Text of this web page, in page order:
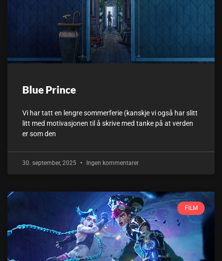
Blue Prince
Vi har tatt en lengre sommerferie (kanskje vi også har slitt
litt med motivasjonen til å skrive med tanke på at verden
er som den
30. september, 2025 Ingen kommentarer
FILM